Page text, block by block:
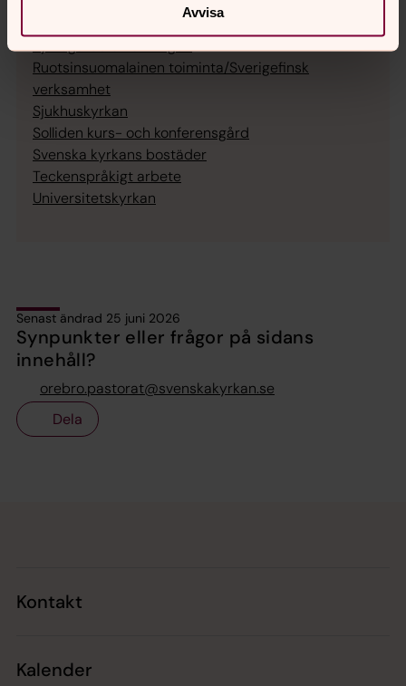
Avvisa
Kyrkogårdsförvaltningen
Ruotsinsuomalainen toiminta/Sverigefinsk
verksamhet
Sjukhuskyrkan
Solliden kurs- och konferensgård
Svenska kyrkans bostäder
Teckenspråkigt arbete
Universitetskyrkan
Senast ändrad 25 juni 2026
Synpunkter eller frågor på sidans
innehåll?
orebro.pastorat@svenskakyrkan.se
Dela
Kontakt
Kalender